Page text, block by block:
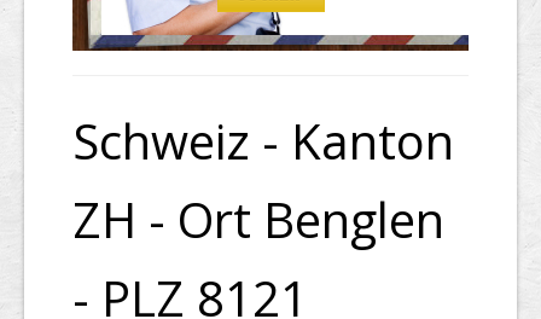
Schweiz - Kanton
ZH - Ort Benglen
- PLZ 8121